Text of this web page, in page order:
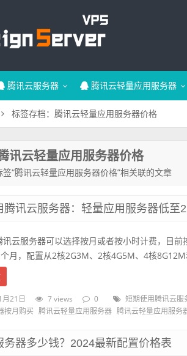
腾讯云服务器 腾讯云轻量应用服务器
标签存档：腾讯云轻量应用服务器价格
讯云轻量应用服务器价格
签“腾讯云轻量应用服务器价格”相关联的文章
腾讯云服务器：轻量应用服务器低至
讯云服务器可以选择按月或者按小时计费，目
月，配置从2核2G3M、2核4G5M、4核
21日 7 views 0 短期使用腾讯云服
按月购买
腾讯云轻量应用服务器 腾讯云轻量应用服务
务器多少钱？2024最新配置价格表